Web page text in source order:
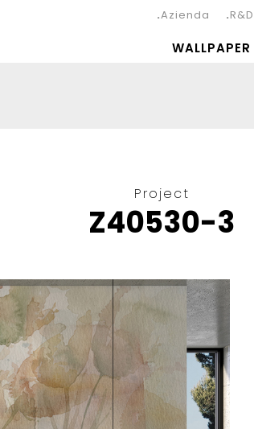
Azienda R&D
WALLPAPER
Project
Z40530-3